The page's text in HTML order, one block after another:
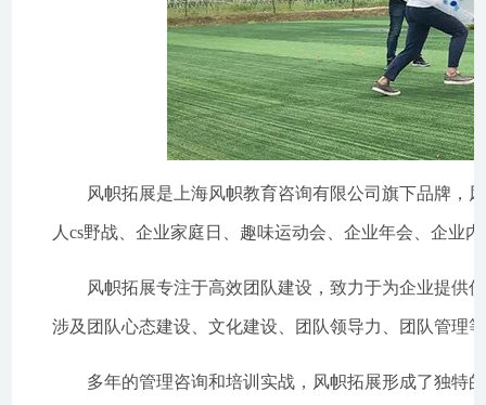
风帜拓展是上海风帜教育咨询有限公司旗下品牌，风
人cs野战、企业家庭日、趣味运动会、企业年会、企业
风帜拓展专注于高效团队建设，致力于为企业提供优
涉及团队心态建设、文化建设、团队领导力、团队管理
多年的管理咨询和培训实战，风帜拓展形成了独特的